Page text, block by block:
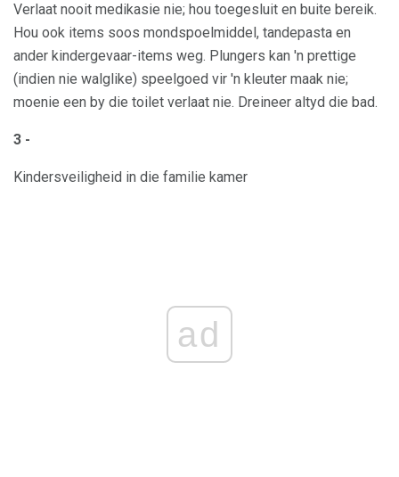
Verlaat nooit medikasie nie; hou toegesluit en buite bereik.
Hou ook items soos mondspoelmiddel, tandepasta en
ander kindergevaar-items weg. Plungers kan 'n prettige
(indien nie walglike) speelgoed vir 'n kleuter maak nie;
moenie een by die toilet verlaat nie. Dreineer altyd die bad.
3 -
Kindersveiligheid in die familie kamer
ad